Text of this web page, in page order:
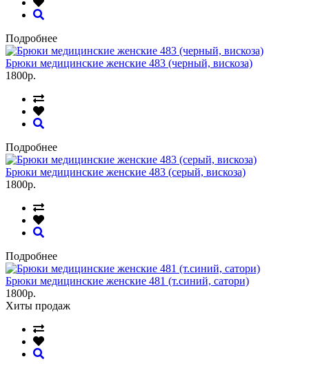
Подробнее
Брюки медицинские женские 483 (черный, вискоза)
1800р.
Подробнее
Брюки медицинские женские 483 (серый, вискоза)
1800р.
Подробнее
Брюки медицинские женские 481 (т.синий, сатори)
1800р.
Хиты продаж